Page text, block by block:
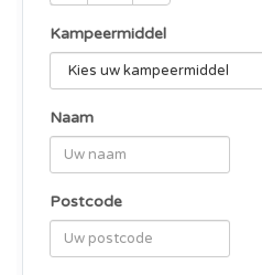
Kampeermiddel
Naam
Postcode